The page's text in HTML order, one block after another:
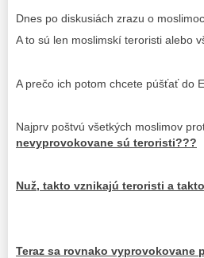
Dnes po diskusiách zrazu o
A to sú len moslimskí teroristi alebo
A prečo ich potom chcete púšťať do
Najprv poštvú všetkých moslimov
nevyprovokovane sú teroristi???
Nuž, takto vznikajú teroristi a
Teraz sa rovnako vyprovokovane